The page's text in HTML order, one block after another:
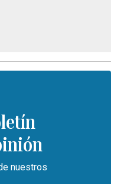
nuestros